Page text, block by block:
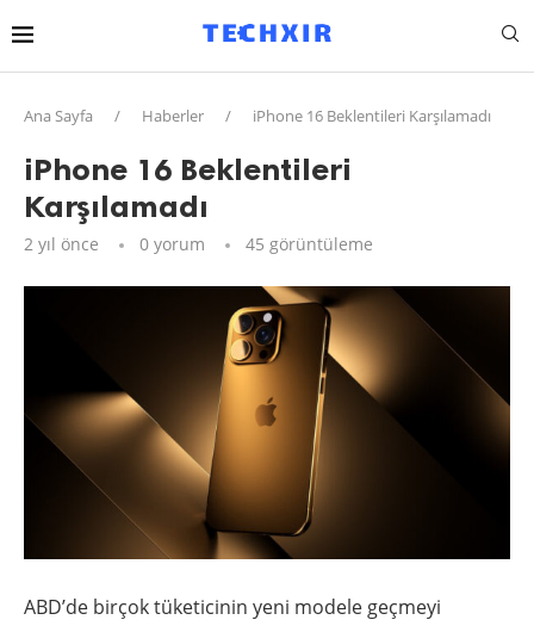
Ana Sayfa / Haberler / iPhone 16 Beklentileri Karşılamadı
iPhone 16 Beklentileri
Karşılamadı
2 yıl önce 0 yorum 45 görüntüleme
ABD’de birçok tüketicinin yeni modele geçmeyi